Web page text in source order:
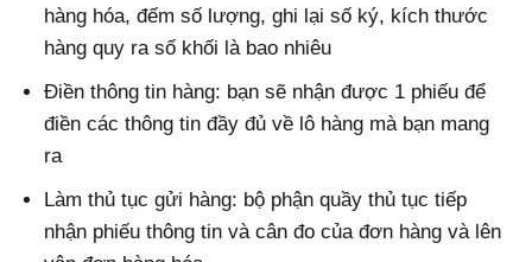
hàng hóa, đếm số lượng, ghi lại số ký, kích thước
hàng quy ra số khối là bao nhiêu
Điền thông tin hàng: bạn sẽ nhận được 1 phiếu để
điền các thông tin đầy đủ về lô hàng mà bạn mang
ra
Làm thủ tục gửi hàng: bộ phận quầy thủ tục tiếp
nhận phiếu thông tin và cân đo của đơn hàng và lên